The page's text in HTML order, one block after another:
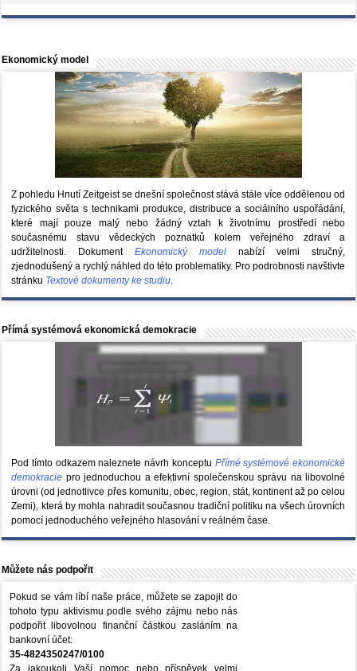
Ekonomický model
Z pohledu Hnutí Zeitgeist se dnešní společnost stává stále více oddělenou od
fyzického světa s technikami produkce, distribuce a sociálního uspořádání,
které mají pouze malý nebo žádný vztah k životnímu prostředí nebo
současnému stavu vědeckých poznatků kolem veřejného zdraví a
udržitelnosti. DokumentEkonomický model nabízí velmi stručný,
zjednodušený a rychlý náhled do této problematiky. Pro podrobnosti navštivte
stránku Textové dokumenty ke studiu.
Přímá systémová ekonomická demokracie
Pod tímto odkazem naleznete návrh konceptu Přímé systémové ekonomické
demokracie pro jednoduchou a efektivní společenskou správu na libovolné
úrovni (od jednotlivce přes komunitu, obec, region, stát, kontinent až po celou
Zemi), která by mohla nahradit současnou tradiční politiku na všech úrovních
pomocí jednoduchého veřejného hlasování v reálném čase.
Můžete nás podpořit
Pokud se vám líbí naše práce, můžete se zapojit do
tohoto typu aktivismu podle svého zájmu nebo nás
podpořit libovolnou finanční částkou zasláním na
bankovní účet:
35-4824350247/0100